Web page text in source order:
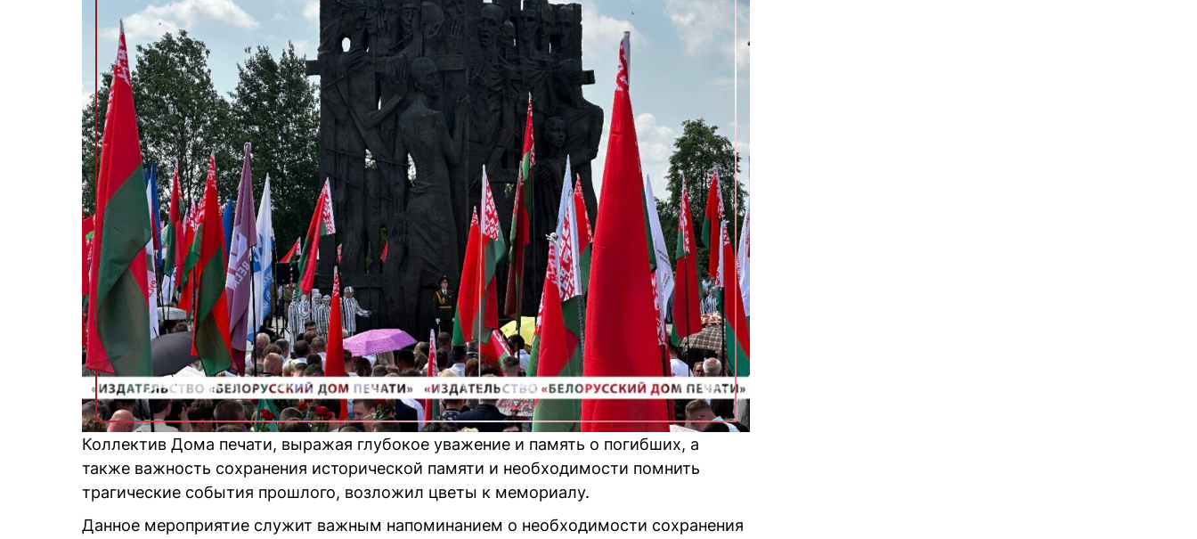
Коллектив Дома печати, выражая глубокое уважение и память о погибших, а
также важность сохранения исторической памяти и необходимости помнить
трагические события прошлого, возложил цветы к мемориалу.
Данное мероприятие служит важным напоминанием о необходимости сохранения